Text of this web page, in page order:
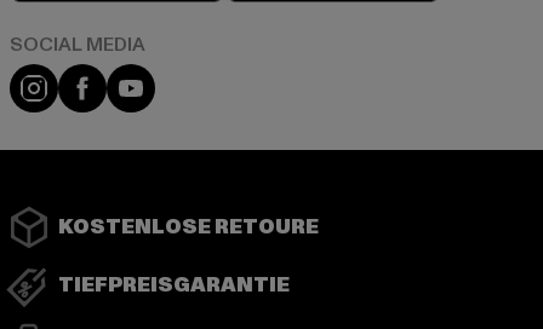
Instagram
FacebookYouTube
KOSTENLOSE RETOURE
TIEFPREISGARANTIE